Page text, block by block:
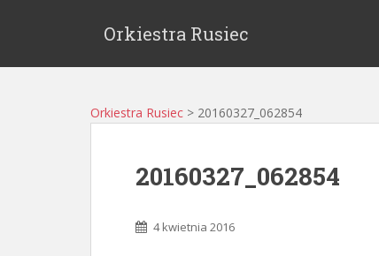
Orkiestra Rusiec
Orkiestra Rusiec > 20160327_062854
20160327_062854
4 kwietnia 2016